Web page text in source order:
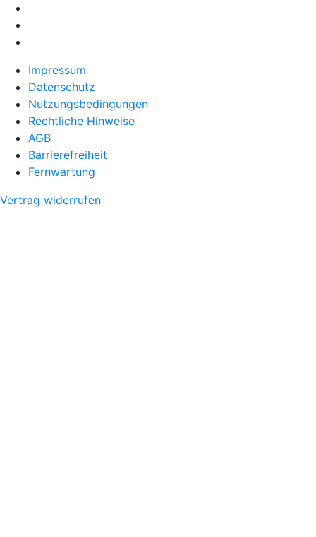
Impressum
Datenschutz
Nutzungsbedingungen
Rechtliche Hinweise
AGB
Barrierefreiheit
Fernwartung
Vertrag widerrufen